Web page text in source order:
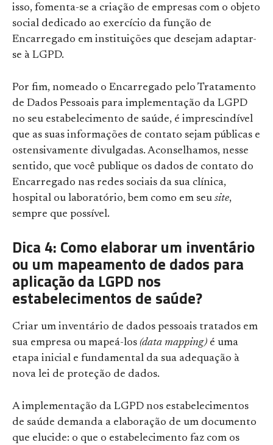
isso, fomenta-se a criação de empresas com o objeto
social dedicado ao exercício da função de
Encarregado em instituições que desejam adaptar-
se à LGPD.
Por fim, nomeado o Encarregado pelo Tratamento
de Dados Pessoais para implementação da LGPD
no seu estabelecimento de saúde, é imprescindível
que as suas informações de contato sejam públicas e
ostensivamente divulgadas. Aconselhamos, nesse
sentido, que você publique os dados de contato do
Encarregado nas redes sociais da sua clínica,
hospital ou laboratório, bem como em seu site,
sempre que possível.
Dica 4: Como elaborar um inventário
ou um mapeamento de dados para
aplicação da LGPD nos
estabelecimentos de saúde?
Criar um inventário de dados pessoais tratados em
sua empresa ou mapeá-los (data mapping) é uma
etapa inicial e fundamental da sua adequação à
nova lei de proteção de dados.
A implementação da LGPD nos estabelecimentos
de saúde demanda a elaboração de um documento
que elucide: o que o estabelecimento faz com os